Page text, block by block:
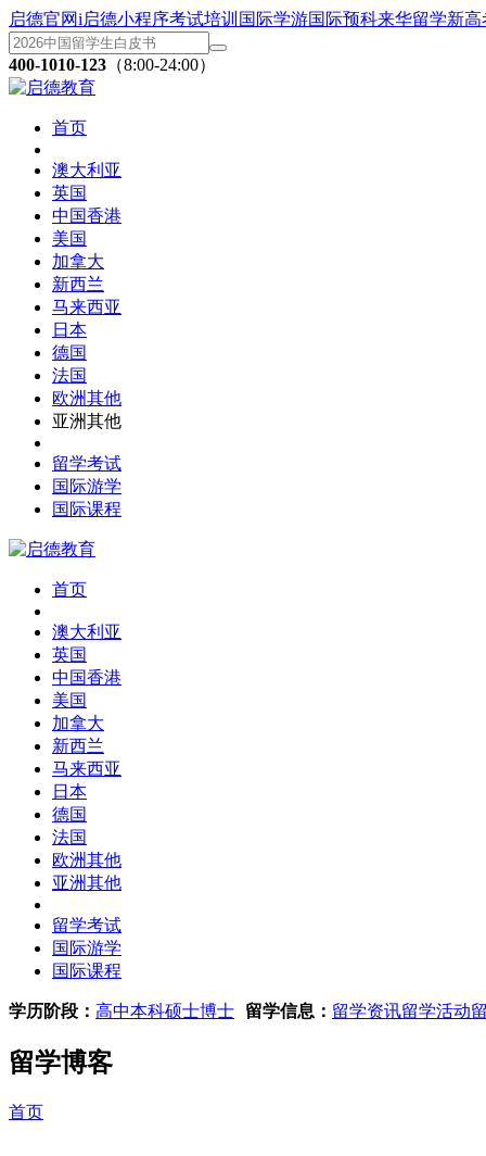
启德官网i启德小程序考试培训 国际学游国际预科来华留学新高
400-1010-123 （8:00-24:00）
首页
澳大利亚
英国
中国香港
美国
加拿大
新西兰
马来西亚
日本
德国
法国
欧洲其他
亚洲其他
留学考试
国际游学
国际课程
首页
澳大利亚
英国
中国香港
美国
加拿大
新西兰
马来西亚
日本
德国
法国
欧洲其他
亚洲其他
留学考试
国际游学
国际课程
学历阶段： 高中本科硕士博士 留学信息： 留学资讯留学活动
留学博客
首页